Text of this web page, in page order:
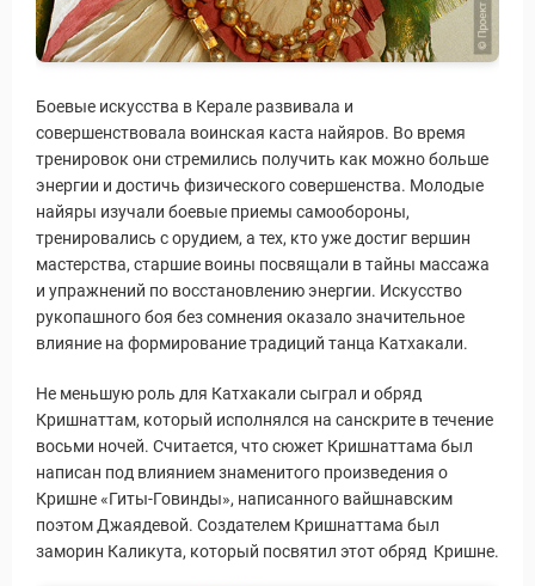
Боевые искусства в Керале развивала и
совершенствовала воинская каста найяров. Во время
тренировок они стремились получить как можно больше
энергии и достичь физического совершенства. Молодые
найяры изучали боевые приемы самообороны,
тренировались с орудием, а тех, кто уже достиг вершин
мастерства, старшие воины посвящали в тайны массажа
и упражнений по восстановлению энергии. Искусство
рукопашного боя без сомнения оказало значительное
влияние на формирование традиций танца Катхакали.
Не меньшую роль для Катхакали сыграл и обряд
Кришнаттам, который исполнялся на санскрите в течение
восьми ночей. Считается, что сюжет Кришнаттама был
написан под влиянием знаменитого произведения о
Кришне «Гиты-Говинды», написанного вайшнавским
поэтом Джаядевой. Создателем Кришнаттама был
заморин Каликута, который посвятил этот обряд Кришне.